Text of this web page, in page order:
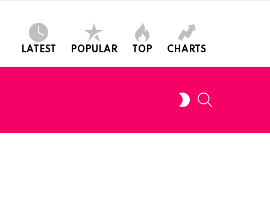
LATEST POPULAR TOP CHARTS
SWITCH
SKIN